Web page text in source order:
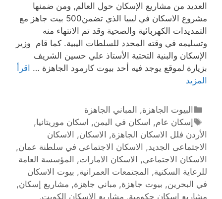
العديد من مشاريع الإسكان حول العالم, ومن ضمنها
مشروع الاسكان في ليبيا الذي تضمن500 بيت جاهز مع
التمديدات الكهربائية والصحية وقد تم الانتهاء منه
وتسليمه في وقته المحدد للسلطات اليبية. كما قام وزير
الإسكان والبنية التحتية الأستاذ علي حسين الشريف
بزيارة لموقع يوجد فيه أحد بيوت كارمود الجاهزة … اقرأ
المزيد
البيوت الجاهزة, المباني الجاهزة
إسكان عام, اسكان في اليمن, اسكان موريتانيا,
الأردن فلل الاسكان الجاهزة, الاسكان, الاسكان
الاجتماعى الجديد, الاسكان الاجتماعى في سلطنة عمان,
الاسكان الاجتماعي , الاسكان الامارات, المؤسسة العامة
للرعاية السكنية, المجتمعات العمرانية, بيوت الاسكان
في البحرين, بيوت جاهزة, مباني جاهزة, مشاريع إسكان,
مشاريع إسكان حكومية, مشاريع الاسكان الكويت,